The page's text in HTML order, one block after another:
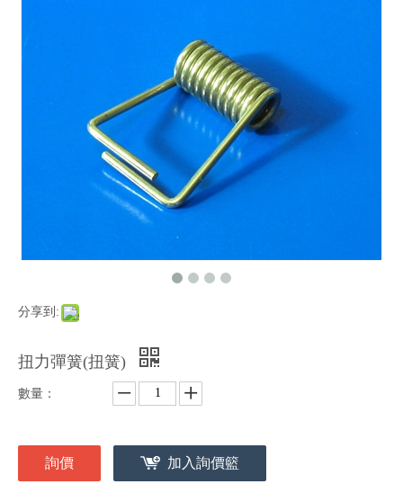
分享到:
扭力彈簧(扭簧)
數量：
詢價 加入詢價籃